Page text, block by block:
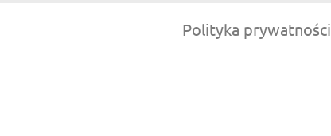
Polityka prywatności